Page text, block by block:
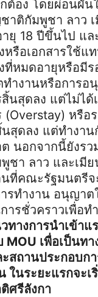
ต้อง โดยผ่อนผัน
าติกัมพูชา ลาว
ยุ 18 ปีขึ้นไป แล
หรือเอกสารใช้แ
ที่หมดอายุหรือมี
ำงานหรือการอ
นสุดลง แต่ไม่ได้
หรือร
สุดลง แต่ทำงาน
นอกจากนี้ยังรว
า ลาว และเมีย
ที่คณะรัฐมนตรีจ
รทำงาน อนุญาต
ารชั่วคราวเพื่อท
ทางการนำเข้าแ
เพื่อเป็นทา
สถานประกอบก
ในระยะแรกจะเ
ศรีลังกา